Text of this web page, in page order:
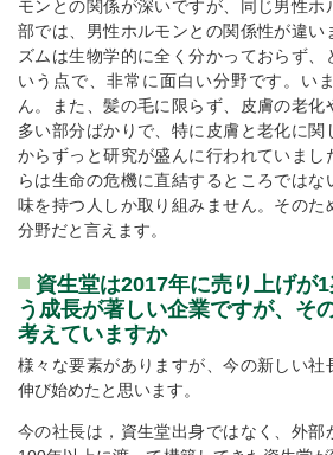
モンとの関係が深いですが、同じ男性ホ
部では、男性ホルモンとの関係性が違い
ズムは生物学的に全く分かっておらず
いう点で、非常に面白い分野です。い
ん。また、髪の毛に限らず、皮膚の老
多い部分ばかりで、特に皮膚と老化に関
からずっと研究が盛んに行われていまし
らは生命の危機に直結するところでは
味を持つ人しか取り組みません。そのた
分野だと言えます。
資生堂は2017年に売り上げが
う成長が著しい企業ですが、そ
考えていますか
様々な要素がありますが、今の新しい社
伸び始めたと思います。
今の社長は，資生堂出身ではなく、外部